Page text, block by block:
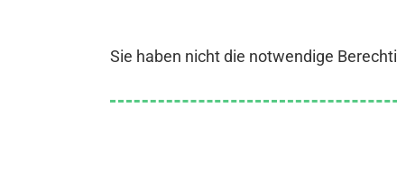
Sie haben nicht die notwendige